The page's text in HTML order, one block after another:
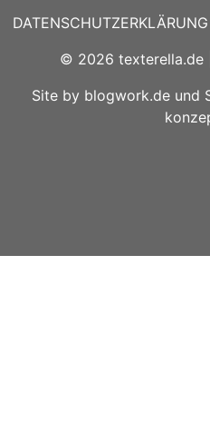
DATENSCHUTZERKLÄRUNG
© 2026 texterella.de
Site by blogwork.de und